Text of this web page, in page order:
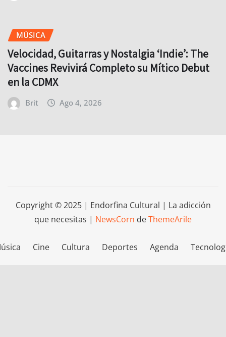
MÚSICA
Velocidad, Guitarras y Nostalgia ‘Indie’: The
Vaccines Revivirá Completo su Mítico Debut
en la CDMX
Brit Ago 4, 2026
Copyright © 2025 | Endorfina Cultural | La adicción
que necesitas | NewsCorn deThemeArile
Cine Cultura Deportes Agenda